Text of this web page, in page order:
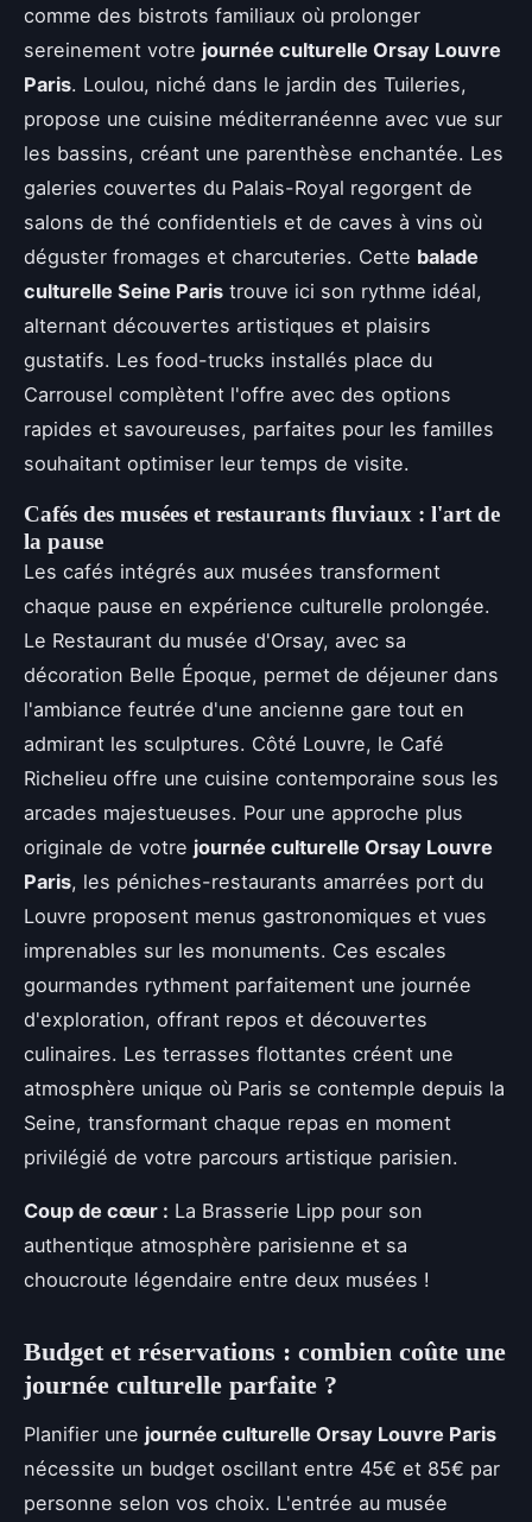
comme des bistrots familiaux où prolonger
sereinement votre journée culturelle Orsay Louvre
Paris. Loulou, niché dans le jardin des Tuileries,
propose une cuisine méditerranéenne avec vue sur
les bassins, créant une parenthèse enchantée. Les
galeries couvertes du Palais-Royal regorgent de
salons de thé confidentiels et de caves à vins où
déguster fromages et charcuteries. Cette balade
culturelle Seine Paris trouve ici son rythme idéal,
alternant découvertes artistiques et plaisirs
gustatifs. Les food-trucks installés place du
Carrousel complètent l'offre avec des options
rapides et savoureuses, parfaites pour les familles
souhaitant optimiser leur temps de visite.
Cafés des musées et restaurants fluviaux : l'art de
la pause
Les cafés intégrés aux musées transforment
chaque pause en expérience culturelle prolongée.
Le Restaurant du musée d'Orsay, avec sa
décoration Belle Époque, permet de déjeuner dans
l'ambiance feutrée d'une ancienne gare tout en
admirant les sculptures. Côté Louvre, le Café
Richelieu offre une cuisine contemporaine sous les
arcades majestueuses. Pour une approche plus
originale de votre journée culturelle Orsay Louvre
Paris, les péniches-restaurants amarrées port du
Louvre proposent menus gastronomiques et vues
imprenables sur les monuments. Ces escales
gourmandes rythment parfaitement une journée
d'exploration, offrant repos et découvertes
culinaires. Les terrasses flottantes créent une
atmosphère unique où Paris se contemple depuis la
Seine, transformant chaque repas en moment
privilégié de votre parcours artistique parisien.
Coup de cœur : La Brasserie Lipp pour son
authentique atmosphère parisienne et sa
choucroute légendaire entre deux musées !
Budget et réservations : combien coûte une
journée culturelle parfaite ?
Planifier une journée culturelle Orsay Louvre Paris
nécessite un budget oscillant entre 45€ et 85€ par
personne selon vos choix. L'entrée au musée